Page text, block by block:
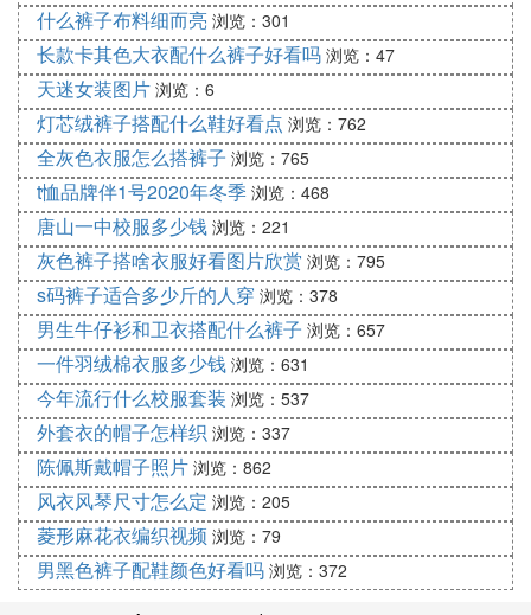
什么裤子布料细而亮 浏览：301
长款卡其色大衣配什么裤子好看吗 浏览：47
天迷女装图片 浏览：6
灯芯绒裤子搭配什么鞋好看点 浏览：762
全灰色衣服怎么搭裤子 浏览：765
t恤品牌伴1号2020年冬季 浏览：468
唐山一中校服多少钱 浏览：221
灰色裤子搭啥衣服好看图片欣赏 浏览：795
s码裤子适合多少斤的人穿 浏览：378
男生牛仔衫和卫衣搭配什么裤子 浏览：657
一件羽绒棉衣服多少钱 浏览：631
今年流行什么校服套装 浏览：537
外套衣的帽子怎样织 浏览：337
陈佩斯戴帽子照片 浏览：862
风衣风琴尺寸怎么定 浏览：205
菱形麻花衣编织视频 浏览：79
男黑色裤子配鞋颜色好看吗 浏览：372